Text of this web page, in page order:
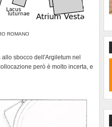
ROMANO
sbocco dell'Argiletum nel
però è molto incerta, e